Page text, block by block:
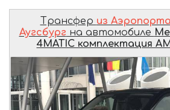
Трансфер из
Аугсбург на автомобиле
4MATIC комплектация